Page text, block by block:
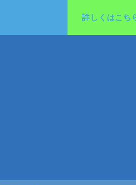
詳しくはこち